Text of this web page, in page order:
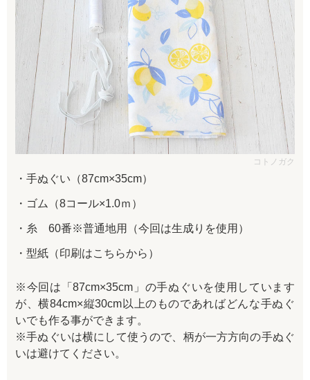
コトノガク
手ぬぐい（87cm×35cm）
ゴム（8コール×1.0ｍ）
糸 60番※普通地用（今回は生成りを使用）
型紙（印刷はこちらから）
※今回は「87cm×35cm」の手ぬぐいを使用しています
が、横84cm×縦30cm以上のものであればどんな手ぬぐ
いでも作る事ができます。
※手ぬぐいは横にして使うので、柄が一方方向の手ぬぐ
いは避けてください。